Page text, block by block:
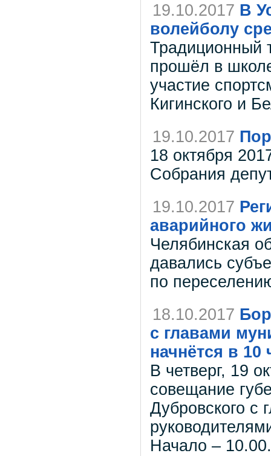
19.10.2017 В
волейболу
Традиционный
прошёл в
участие
Кигинского и
19.10.2017
18 октября
Собрания
19.10.2017
аварийного
Челябинская
давались
по
18.10.2017
с главами
начнётся в 10
В четверг, 19
совещание
Дубровского с
Начало – 10.00.